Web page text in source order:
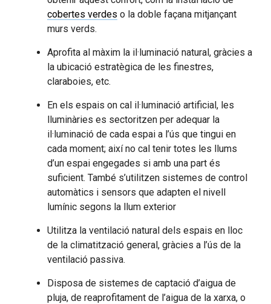
cobertes verdes o la doble façana mitjançant
murs verds.
Aprofita al màxim la il·luminació natural, gràcies a
la ubicació estratègica de les finestres,
claraboies, etc.
En els espais on cal il·luminació artificial, les
lluminàries es sectoritzen per adequar la
il·luminació de cada espai a l’ús que tingui en
cada moment; així no cal tenir totes les llums
d’un espai engegades si amb una part és
suficient. També s’utilitzen sistemes de control
automàtics i sensors que adapten el nivell
lumínic segons la llum exterior
Utilitza la ventilació natural dels espais en lloc
de la climatització general, gràcies a l’ús de la
ventilació passiva.
Disposa de sistemes de captació d’aigua de
pluja, de reaprofitament de l’aigua de la xarxa, o